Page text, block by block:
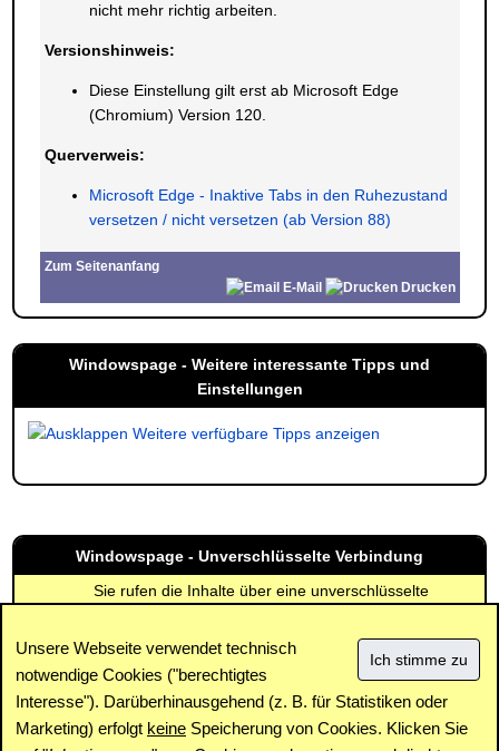
nicht mehr richtig arbeiten.
Versionshinweis:
Diese Einstellung gilt erst ab Microsoft Edge
(Chromium) Version 120.
Querverweis:
Microsoft Edge - Inaktive Tabs in den Ruhezustand
versetzen / nicht versetzen (ab Version 88)
Zum Seitenanfang
E-Mail
Drucken
Windowspage - Weitere interessante Tipps und
Einstellungen
Weitere verfügbare Tipps anzeigen
Unsere Webseite verwendet technisch
notwendige Cookies ("berechtigtes
Interesse"). Darüberhinausgehend (z. B. für Statistiken oder
Marketing) erfolgt keine Speicherung von Cookies. Klicken Sie
Windowspage - Unverschlüsselte Verbindung
Sie rufen die Inhalte über eine unverschlüsselte
verschlüsselte Verbindung (SSL) abgerufen werden:
https://www.windowspage.de/tipps/027626.html
Impressum | Kontakt | Datenschutz / Cookies |
SPAM /
Abuse
| Newsletter | Forum